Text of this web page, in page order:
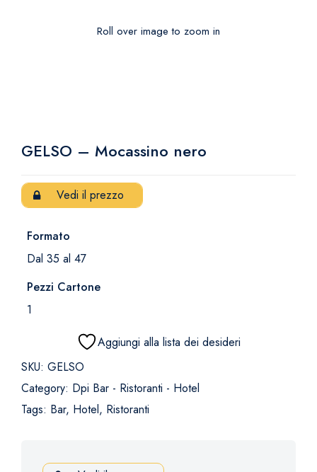
Roll over image to zoom in
GELSO – Mocassino nero
Vedi il prezzo
Formato
Dal 35 al 47
Pezzi Cartone
1
Aggiungi alla lista dei desideri
SKU: GELSO
Category: Dpi Bar - Ristoranti - Hotel
Tags: Bar, Hotel, Ristoranti